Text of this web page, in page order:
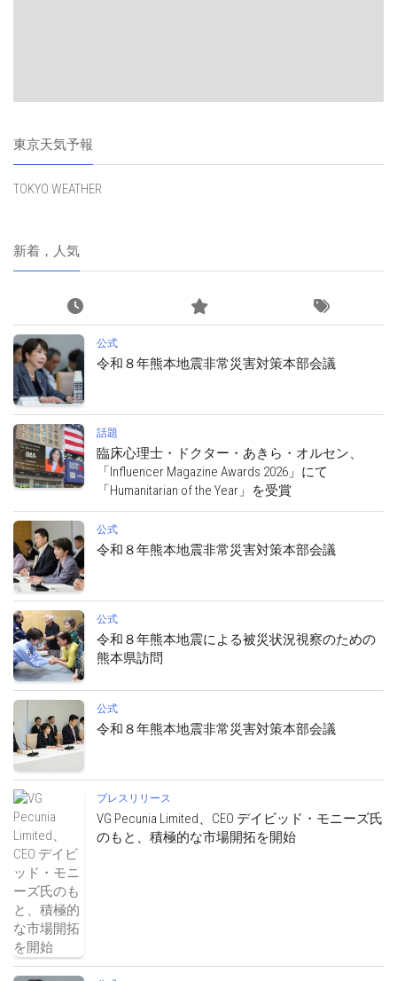
東京天気予報
TOKYO WEATHER
新着，人気
公式
令和８年熊本地震非常災害対策本部会議
話題
臨床心理士・ドクター・あきら・オルセン、
「Influencer Magazine Awards 2026」にて
「Humanitarian of the Year」を受賞
公式
令和８年熊本地震非常災害対策本部会議
公式
令和８年熊本地震による被災状況視察のための
熊本県訪問
公式
令和８年熊本地震非常災害対策本部会議
プレスリリース
VG Pecunia Limited、CEO デイビッド・モニーズ氏
のもと、積極的な市場開拓を開始